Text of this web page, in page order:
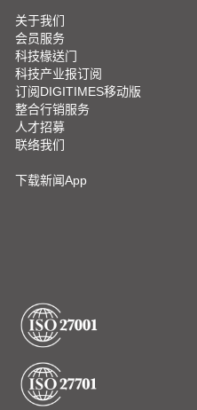
关于我们
会员服务
科技椽送门
科技产业报订阅
订阅DIGITIMES移动版
整合行销服务
人才招募
联络我们
下载新闻App